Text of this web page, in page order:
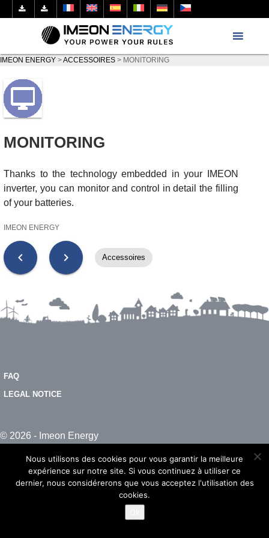
IMEON ENERGY >ACCESSOIRES > MONITORING
MONITORING
Thanks to the technology embedded in your IMEON
inverter, you can monitor and control in detail the filling
of your batteries.
IMEON ENERGY
chevron_left chevron_right Accessoires
FAQ
LEGAL NOTICE
© 2026 - Imeon Energy
Nous utilisons des cookies pour vous garantir la meilleure
expérience sur notre site. Si vous continuez à utiliser ce
dernier, nous considérerons que vous acceptez l'utilisation des
cookies.